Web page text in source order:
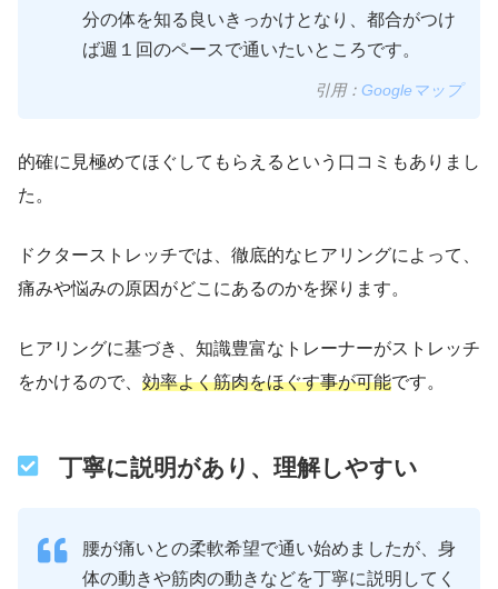
分の体を知る良いきっかけとなり、都合がつけ
ば週１回のペースで通いたいところです。
引用： Googleマップ
的確に見極めてほぐしてもらえるという口コミもありまし
た。
ドクターストレッチでは、徹底的なヒアリングによって、
痛みや悩みの原因がどこにあるのかを探ります。
ヒアリングに基づき、知識豊富なトレーナーがストレッチ
をかけるので、 効率よく筋肉をほぐす事が可能です。
丁寧に説明があり、理解しやすい
腰が痛いとの柔軟希望で通い始めましたが、身
体の動きや筋肉の動きなどを丁寧に説明してく